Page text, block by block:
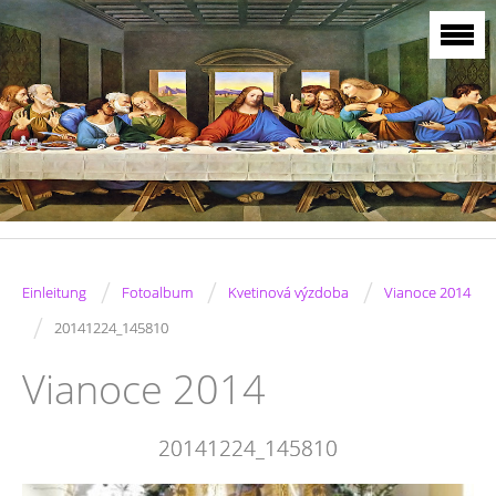
Einleitung / Fotoalbum / Kvetinová výzdoba / Vianoce 2014
/ 20141224_145810
Vianoce 2014
20141224_145810